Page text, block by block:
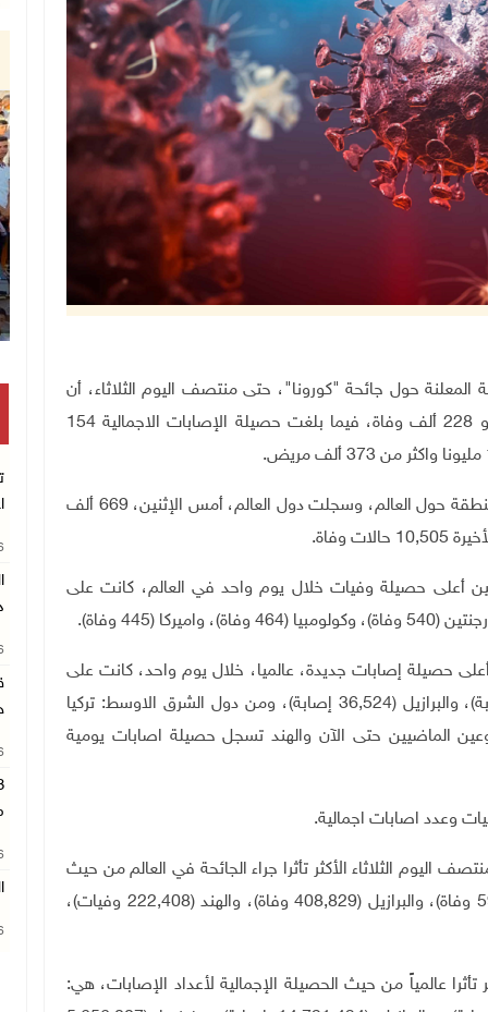
المعلنة حول جائحة "كورونا"، حتى منتصف اليوم الثلاثاء، أن
عدد الوفيات جراء الاصابة بالفيروس بلغ 3 ملايين ونحو 228 ألف وفاة، فيما بلغت حصيلة الإصابات الاجمالية 154
وتواصل جائحة كورونا تفشيها في 220 دولة وإقليما ومنطقة حول العالم، وسجلت دول العالم، أمس الإثنين، 669 ألف
أعلى حصيلة وفيات خلال يوم واحد في العالم، كانت على
حصيلة إصابات جديدة، عالميا، خلال يوم واحد، كانت على
التوالي، الهند (355,828 إصابة)، واميركا (39,938 إصابة)، والبرازيل (36,524 إصابة)، ومن دول الشرق الاوسط: تركيا
إصابة). ومنذ الاسبوعين الماضيين حتى الآن والهند تسجل حصيلة اصابات يومية
وعدد اصابات اجمالية.
الثلاثاء الأكثر تأثرا جراء الجائحة في العالم من حيث
الحصيلة الإجمالية لأعداد الوفيات، هي: أميركا (591,514 وفاة)، والبرازيل (408,829 وفاة)، والهند (222,408 وفيات)،
عالمياً من حيث الحصيلة الإجمالية لأعداد الإصابات، هي:
انتشال رفات شهيد مجهول الهوية